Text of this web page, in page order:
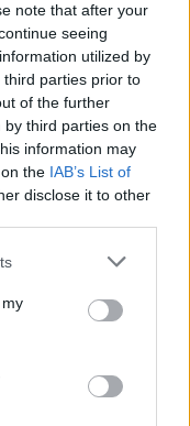
note that after your
seeing
utilized by
parties prior to
of the further
third parties on the
information may
the IAB’s List of
disclose it to other
or more Google
You may click to
third-party tags to
in below Google